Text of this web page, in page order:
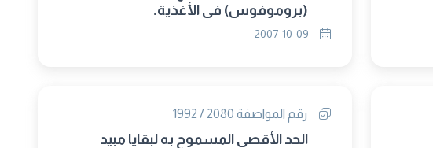
(بروموفوس) فى الأغذية.
رقم المواصفة 2080 / 1992
الحد الأقصى المسموح به لبقايا مبيد